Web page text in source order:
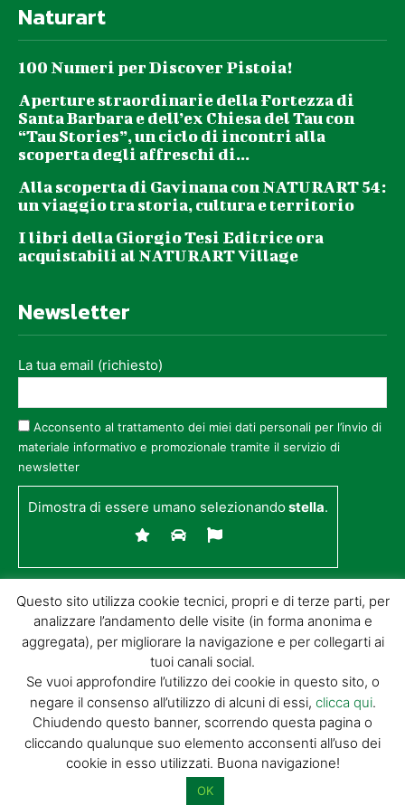
Naturart
100 Numeri per Discover Pistoia!
Aperture straordinarie della Fortezza di
Santa Barbara e dell’ex Chiesa del Tau con
“Tau Stories”, un ciclo di incontri alla
scoperta degli affreschi di...
Alla scoperta di Gavinana con NATURART 54:
un viaggio tra storia, cultura e territorio
I libri della Giorgio Tesi Editrice ora
acquistabili al NATURART Village
Newsletter
La tua email (richiesto)
Acconsento al trattamento dei miei dati personali per l’invio di
materiale informativo e promozionale tramite il servizio di
newsletter
Dimostra di essere umano selezionandostella.
© GIORGIO TESI EDITRICE S.R.L. | P.IVA
01732650476 | VIA DI BADIA 14 – 51100 LOC.
BOTTEGONE (PISTOIA) |POWERED BY
ALLYMIND
Cookie Policy
Condizioni
di vendita|Site Map
Questo sito utilizza cookie tecnici, propri e di terze parti, per
analizzare l’andamento delle visite (in forma anonima e
aggregata), per migliorare la navigazione e per collegarti ai
tuoi canali social.
Se vuoi approfondire l’utilizzo dei cookie in questo sito, o
negare il consenso all’utilizzo di alcuni di essi, clicca qui.
Chiudendo questo banner, scorrendo questa pagina o
cliccando qualunque suo elemento acconsenti all’uso dei
cookie in esso utilizzati. Buona navigazione!
OK